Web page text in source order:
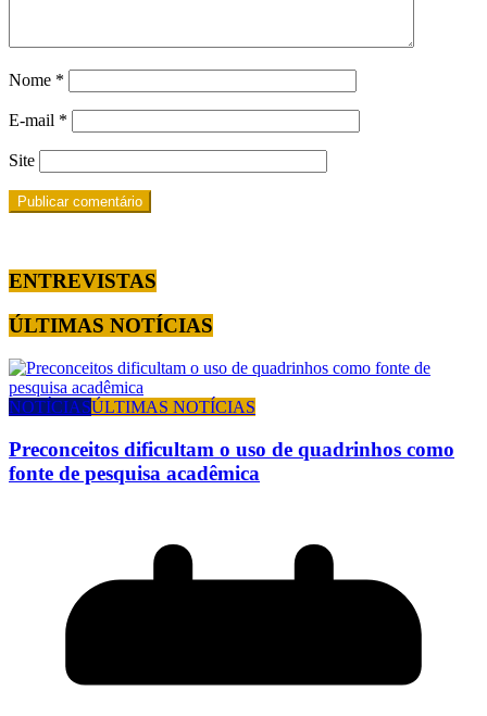
Nome *
E-mail *
Site
ENTREVISTAS
ÚLTIMAS NOTÍCIAS
NOTÍCIASÚLTIMAS NOTÍCIAS
Preconceitos dificultam o uso de quadrinhos como
fonte de pesquisa acadêmica